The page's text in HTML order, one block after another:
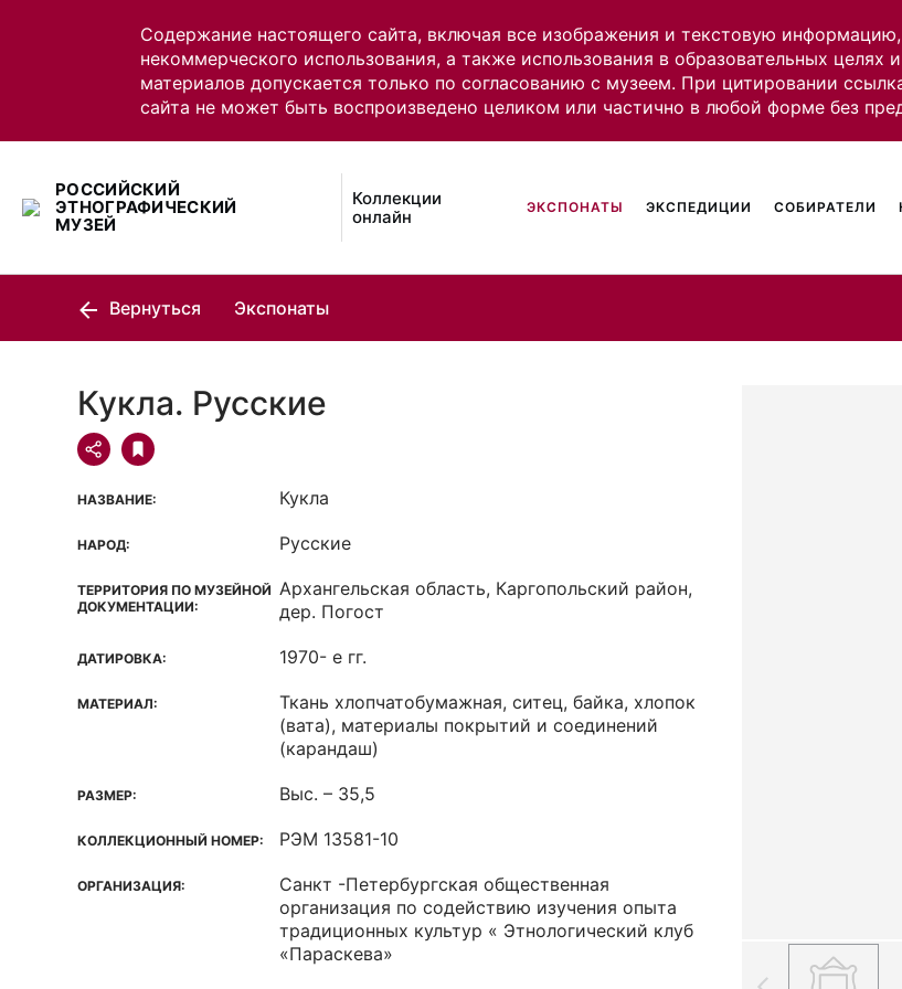
Содержание настоящего сайта, включая все изображения и текстовую информацию,
некоммерческого использования, а также использования в образовательных
материалов допускается только по согласованию с музеем. При цитировании
сайта не может быть воспроизведено целиком или частично в любой форме без
РОССИЙСКИЙ
ЭТНОГРАФИЧЕСКИЙ
МУЗЕЙ
Коллекции
онлайн
ЭКСПОНАТЫ ЭКСПЕДИЦИИ СОБИРАТЕЛИ
Вернуться Экспонаты
Кукла. Русские
НАЗВАНИЕ: Кукла
НАРОД: Русские
ТЕРРИТОРИЯ ПО МУЗЕЙНОЙ
ДОКУМЕНТАЦИИ:
Архангельская область, Каргопольский район,
дер. Погост
ДАТИРОВКА: 1970- е гг.
МАТЕРИАЛ:
Ткань хлопчатобумажная, ситец, байка, хлопок
(вата), материалы покрытий и соединений
(карандаш)
РАЗМЕР: Выс. – 35,5
КОЛЛЕКЦИОННЫЙ НОМЕР: РЭМ 13581-10
ОРГАНИЗАЦИЯ:
Санкт -Петербургская общественная
организация по содействию изучения опыта
традиционных культур « Этнологический клуб
«Параскева»